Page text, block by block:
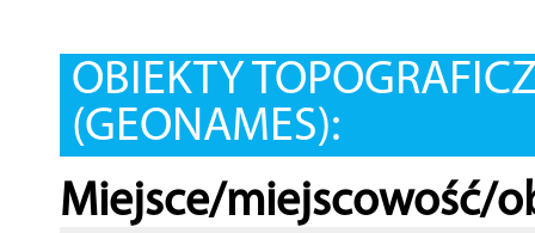
OBIEKTY
(GEONAMES):
Miejsce/miejscowość/